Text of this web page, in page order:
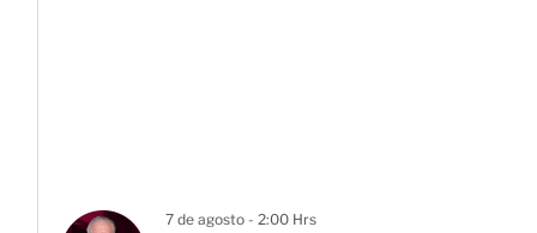
7 de agosto - 2:00 Hrs